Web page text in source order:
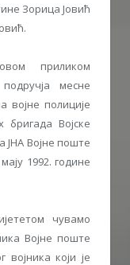
Зорица Јовић
приликом
месне
војне полиције
бригада Војске
ЈНА Војне поште
1992. године
чувамо
Војне поште
који је